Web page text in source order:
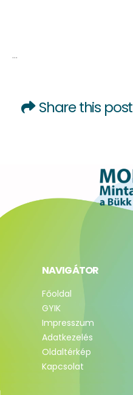
…
Share this post
NAVIGÁTOR
Főoldal
GYIK
Impresszum
Adatkezelés
Oldaltérkép
Kapcsolat